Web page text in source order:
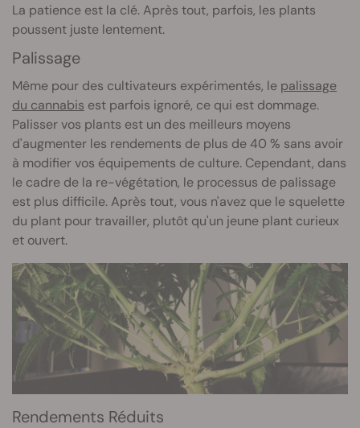
La patience est la clé. Après tout, parfois, les plants
poussent juste lentement.
Palissage
Même pour des cultivateurs expérimentés, le palissage
du cannabis est parfois ignoré, ce qui est dommage.
Palisser vos plants est un des meilleurs moyens
d'augmenter les rendements de plus de 40 % sans avoir
à modifier vos équipements de culture. Cependant, dans
le cadre de la re-végétation, le processus de palissage
est plus difficile. Après tout, vous n'avez que le squelette
du plant pour travailler, plutôt qu'un jeune plant curieux
et ouvert.
Rendements Réduits